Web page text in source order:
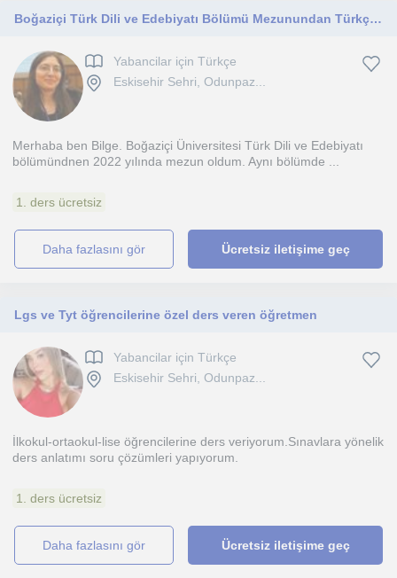
Boğaziçi Türk Dili ve Edebiyatı Bölümü Mezunundan Türkçe Özel Ders
Yabancilar için Türkçe
Eskisehir Sehri, Odunpaz...
Merhaba ben Bilge. Boğaziçi Üniversitesi Türk Dili ve Edebiyatı
bölümündnen 2022 yılında mezun oldum. Aynı bölümde ...
1. ders ücretsiz
daha fazlasını gör Ücretsiz iletişime geç
Lgs ve Tyt öğrencilerine özel ders veren öğretmen
Yabancilar için Türkçe
Eskisehir Sehri, Odunpaz...
İlkokul-ortaokul-lise öğrencilerine ders veriyorum.Sınavlara yönelik
ders anlatımı soru çözümleri yapıyorum.
1. ders ücretsiz
daha fazlasını gör Ücretsiz iletişime geç